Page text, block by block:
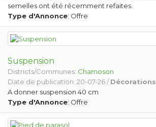
semelles ont été récemment refaites.
Type d'Annonce: Offre
Suspension
Districts/Communes: Chamoson
Date de publication: 20-07-26 /Décorations
A donner suspension 40 cm
Type d'Annonce: Offre